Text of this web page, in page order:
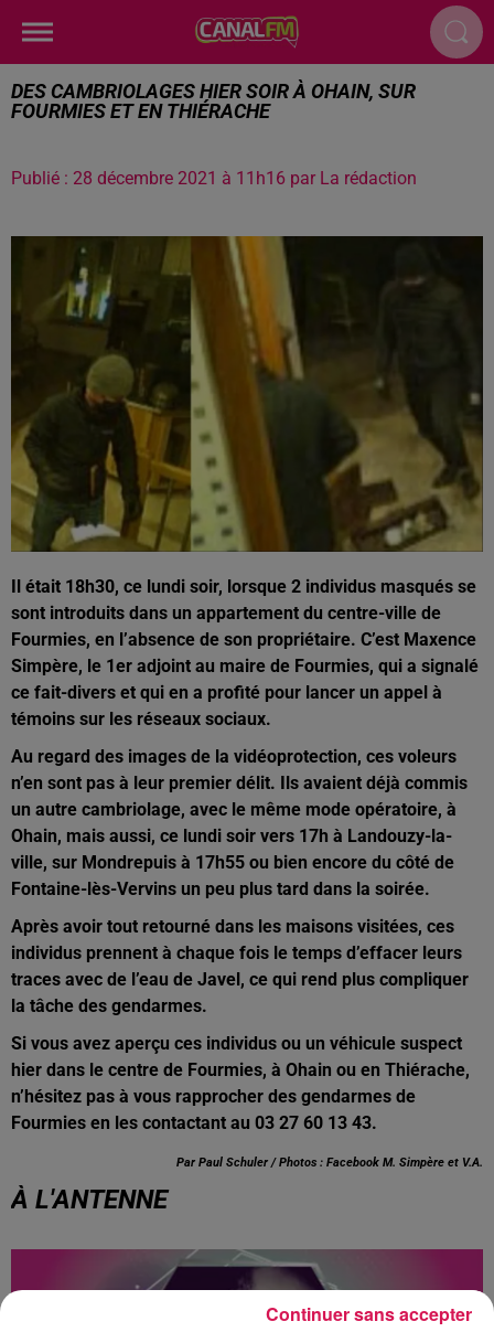
DES CAMBRIOLAGES HIER SOIR À OHAIN, SUR
FOURMIES ET EN THIÉRACHE
Publié : 28 décembre 2021 à 11h16 par La rédaction
Il était 18h30, ce lundi soir, lorsque 2 individus masqués se
sont introduits dans un appartement du centre-ville de
Fourmies, en l’absence de son propriétaire. C’est Maxence
Simpère, le 1er adjoint au maire de Fourmies, qui a signalé
ce fait-divers et qui en a profité pour lancer un appel à
témoins sur les réseaux sociaux.
Au regard des images de la vidéoprotection, ces voleurs
n’en sont pas à leur premier délit. Ils avaient déjà commis
un autre cambriolage, avec le même mode opératoire, à
Ohain, mais aussi, ce lundi soir vers 17h à Landouzy-la-
ville, sur Mondrepuis à 17h55 ou bien encore du côté de
Fontaine-lès-Vervins un peu plus tard dans la soirée.
Après avoir tout retourné dans les maisons visitées, ces
individus prennent à chaque fois le temps d’effacer leurs
traces avec de l’eau de Javel, ce qui rend plus compliquer
la tâche des gendarmes.
Si vous avez aperçu ces individus ou un véhicule suspect
hier dans le centre de Fourmies, à Ohain ou en Thiérache,
n’hésitez pas à vous rapprocher des gendarmes de
Fourmies en les contactant au 03 27 60 13 43.
Par Paul Schuler / Photos : Facebook M. Simpère et V.A.
À L'ANTENNE
Continuer sans accepter